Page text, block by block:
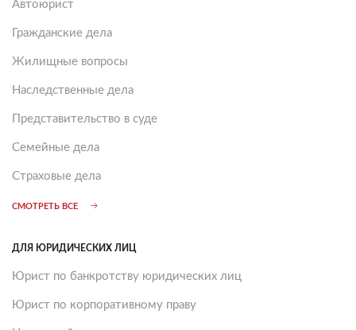
Автоюрист
Гражданские дела
Жилищные вопросы
Наследственные дела
Представительство в суде
Семейные дела
Страховые дела
СМОТРЕТЬ ВСЕ
ДЛЯ ЮРИДИЧЕСКИХ ЛИЦ
Юрист по банкротству юридических лиц
Юрист по корпоративному праву